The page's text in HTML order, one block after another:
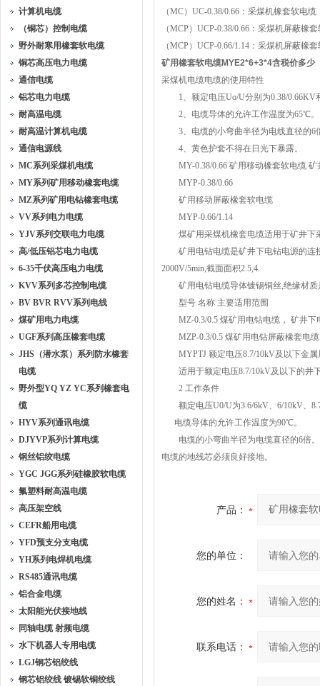
计算机电缆
（铜芯）控制电缆
野外耐寒用橡套软电缆
铜芯高压电力电缆
通信电缆
铝芯电力电缆
耐高温电缆
耐高温计算机电缆
通信电源线
MC系列采煤机电缆
MY系列矿用移动橡套电缆
MZ系列矿用电钻橡套电缆
VV系列电力电缆
YJV系列交联电力电缆
高/低压铝芯电力电缆
6-35千伏高压电力电缆
KVV系列多芯控制电缆
BV BVR RVV系列电线
煤矿用电力电缆
UGF系列高压橡套电缆
JHS（潜水泵）系列防水橡套
电缆
野外型YQ YZ YC系列橡套电
缆
HYV系列通讯电缆
DJYVP系列计算电缆
钢丝铝绞电缆
YGC JGG系列硅橡胶软电缆
氟塑料耐高温电缆
高压架空线
CEFR船用电缆
YFD预支分支电缆
YH系列电焊机电缆
RS485通讯电缆
铝合金电缆
太阳能光伏接地线
同轴电缆 射频电缆
水下机器人专用电缆
LGJ钢芯铝绞线
钢芯铝绞线 镀锡软铜绞线
（MC）UC-0.38/0.66：采煤机橡套软电
（MCP）UCP-0.38/0.66：采煤机屏蔽橡
（MCP）UCP-0.66/1.14：采煤机屏蔽橡
矿用橡套软电缆MYE2*6+3*4含税价多少
采煤机电缆电缆的使用特性
1、额定电压Uo/U分别为0.38/0.66KV
2、电缆导体的允许工作温度为65℃。
3、电缆的小弯曲半径为电线直径的6
4、黄色护套不得在日光下暴露。
MY-0.38/0.66 矿用移动橡套软电缆 矿
MYP-0.38/0.66
矿用移动屏蔽橡套软电缆
MYP-0.66/1.14
煤矿用采煤机橡套电缆适用于矿井下
矿用电钻电缆是矿井下电钻电源的连接
2000V/5min,截面面积2.5,4.
矿用电钻电缆导体镀锡铜丝,绝缘材质
型号 名称 主要适用范围
MZ-0.3/0.5 煤矿用电钻电缆， 矿井下
MZP-0.3/0.5 煤矿用电钻屏蔽橡套电缆
MYPTJ 额定电压8.7/10kV及以下金属
适用于额定电压8.7/10kV及以下的井
2 工作条件
额定电压U0/U为3.6/6kV、6/10kV、
电缆导体的允许工作温度为90℃。
电缆的小弯曲半径为电缆直径的6倍。
电缆的地线芯必须良好接地。
产品：
您的单位：
您的姓名：
联系电话：